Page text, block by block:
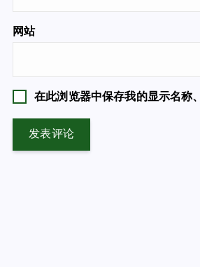
网站
在此浏览器中保存我的显示名称